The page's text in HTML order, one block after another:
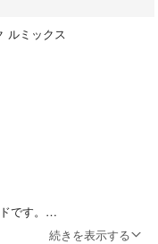
ルミックス
です。
続きを表示する